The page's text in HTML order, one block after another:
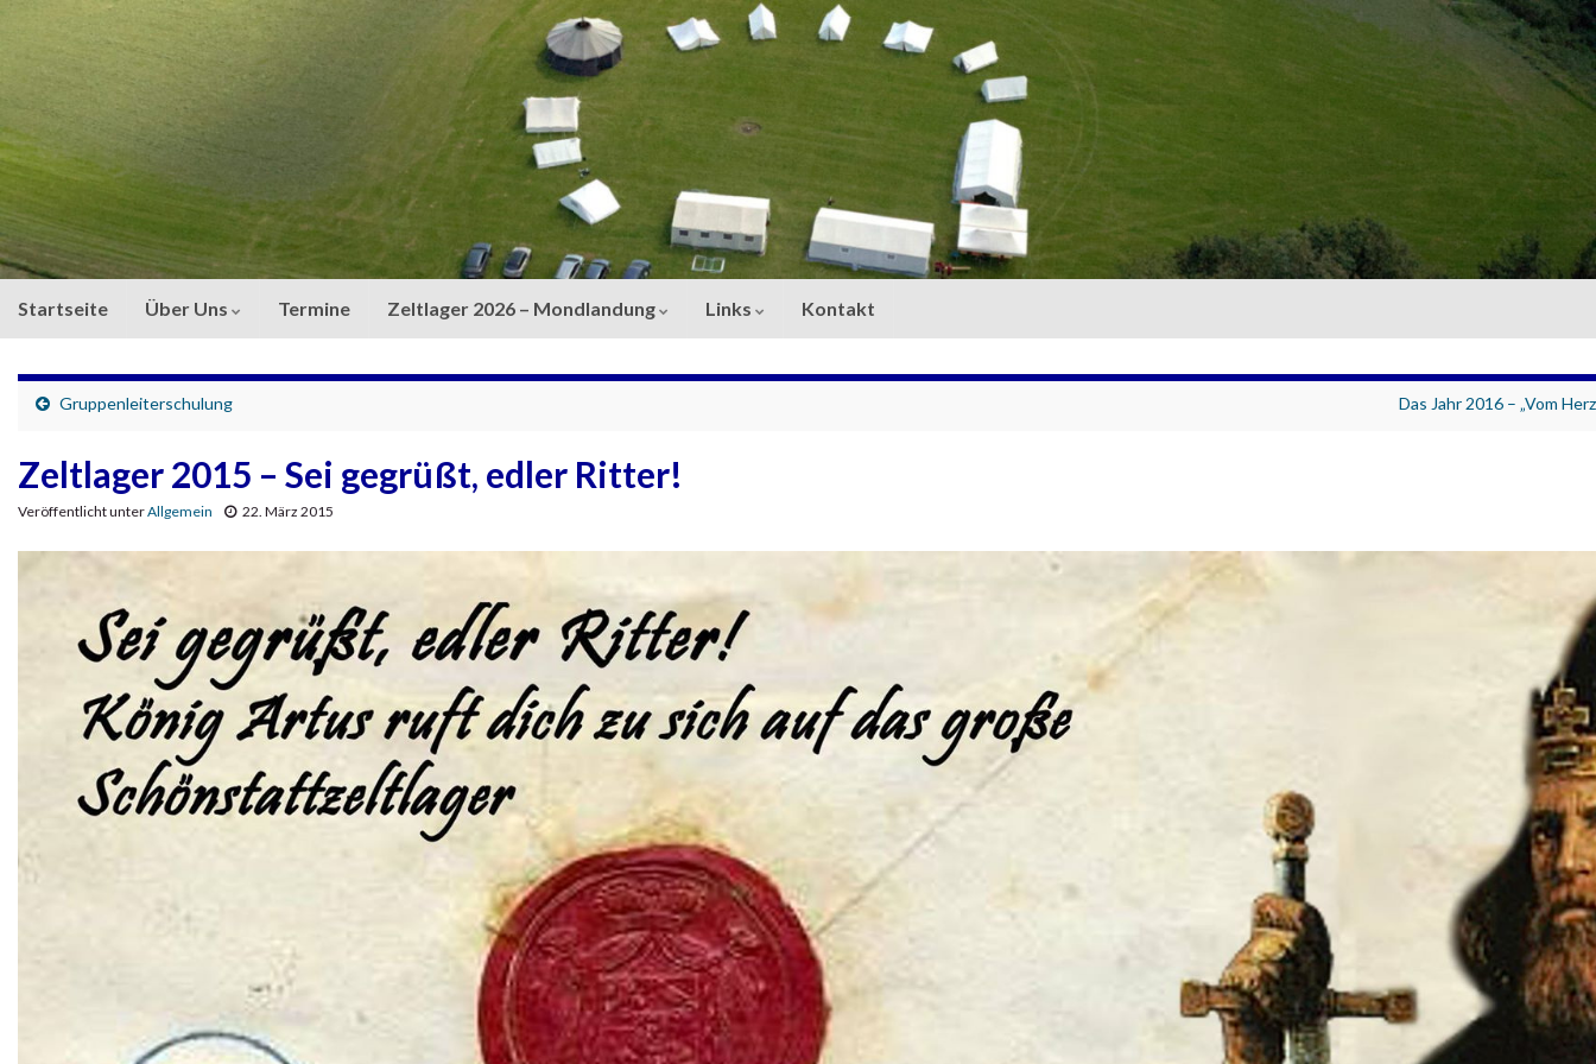
Startseite Über Uns Termine Zeltlager 2026 – Mondlandung Links Kontakt
Gruppenleiterschulung Das Jahr 2016 – „Vom
Zeltlager 2015 – Sei gegrüßt, edler Ritter!
Veröffentlicht unterAllgemein 22. März 2015